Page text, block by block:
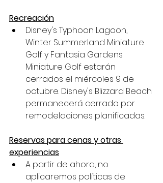
Recreación
Disney's Typhoon Lagoon,
Winter Summerland Miniature
Golf y Fantasia Gardens
Miniature Golf estarán
cerrados el miércoles 9 de
octubre. Disney's Blizzard Beach
permanecerá cerrado por
remodelaciones planificadas.
Reservas para cenas y otras
experiencias
A partir de ahora, no
aplicaremos políticas de